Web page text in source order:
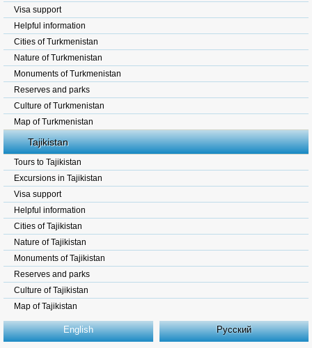
Visa support
Helpful information
Cities of Turkmenistan
Nature of Turkmenistan
Monuments of Turkmenistan
Reserves and parks
Culture of Turkmenistan
Map of Turkmenistan
Tajikistan
Tours to Tajikistan
Excursions in Tajikistan
Visa support
Helpful information
Cities of Tajikistan
Nature of Tajikistan
Monuments of Tajikistan
Reserves and parks
Culture of Tajikistan
Map of Tajikistan
English Русский